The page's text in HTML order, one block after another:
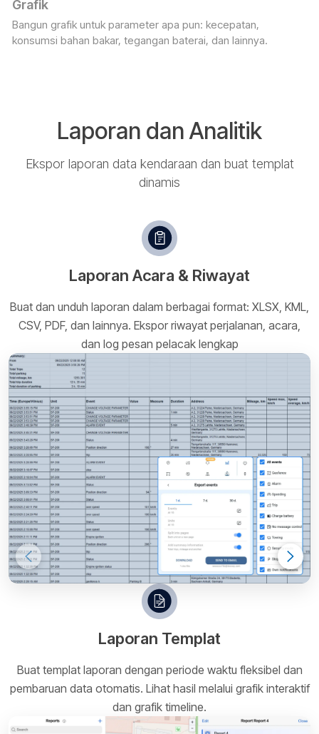
Grafik
Bangun grafik untuk parameter apa pun: kecepatan,
konsumsi bahan bakar, tegangan baterai, dan lainnya.
Laporan dan Analitik
Ekspor laporan data kendaraan dan buat templat
dinamis
Laporan Acara & Riwayat
Buat dan unduh laporan dalam berbagai format: XLSX, KML,
CSV, PDF, dan lainnya. Ekspor riwayat perjalanan, acara,
dan log pesan pelacak lengkap
Laporan Templat
Buat templat laporan dengan periode waktu fleksibel dan
pembaruan data otomatis. Lihat hasil melalui grafik interaktif
dan grafik timeline.